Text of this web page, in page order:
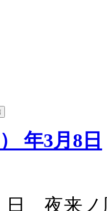
年3月8日
夜来ノ